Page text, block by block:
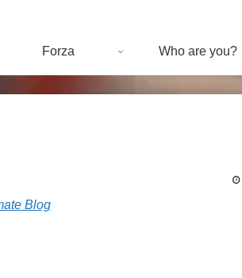
Forza Who are you?
Blog